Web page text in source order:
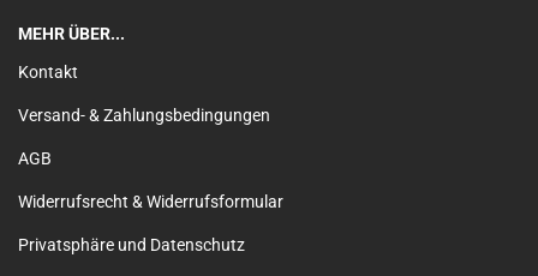
MEHR ÜBER...
Kontakt
Versand- & Zahlungsbedingungen
AGB
Widerrufsrecht & Widerrufsformular
Privatsphäre und Datenschutz